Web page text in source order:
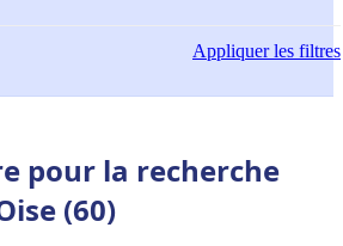
Appliquerles filtres
pour la recherche
(60)